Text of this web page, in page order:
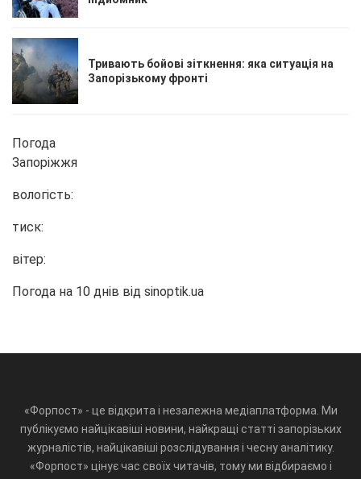
Тривають бойові зіткнення: яка ситуація на
Запорізькому фронті
Погода
Запоріжжя
вологість:
тиск:
вітер:
Погода на 10 днів від sinoptik.ua
«Форпост» - це відкрита і незалежна медіаплатформа. Ми
публікуємо найцікавіші новини, найкращі статті запорізьких
журналістів, найцікавіші розслідування і чесну аналітику.
«Форпост» цінує час своїх читачів, тому ми відбираємо і